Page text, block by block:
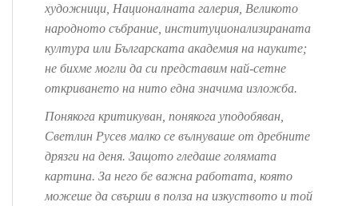
художници, Националната галерия, Великото
народното събрание, институционализираната
култура или Българската академия на науките;
не бихме могли да си представим най-сетне
откриването на нито една значима изложба.
Понякога критикуван, понякога уподобяван,
Светлин Русев малко се вълнуваше от дребните
дрязги на деня. Защото гледаше голямата
картина. За него бе важна работата, която
можеше да свърши в полза на изкуството и той